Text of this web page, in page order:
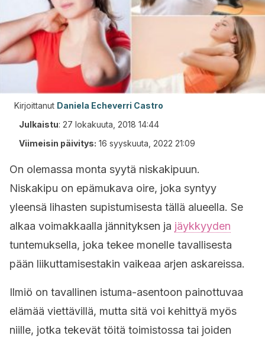
Kirjoittanut Daniela Echeverri Castro
Julkaistu: 27 lokakuuta, 2018 14:44
Viimeisin päivitys: 16 syyskuuta, 2022 21:09
On olemassa monta syytä niskakipuun.
Niskakipu on epämukava oire, joka syntyy
yleensä lihasten supistumisesta tällä alueella. Se
alkaa voimakkaalla jännityksen ja jäykkyyden
tuntemuksella, joka tekee monelle tavallisesta
pään liikuttamisestakin vaikeaa arjen askareissa.
Ilmiö on tavallinen istuma-asentoon painottuvaa
elämää viettävillä, mutta sitä voi kehittyä myös
niille, jotka tekevät töitä toimistossa tai joiden